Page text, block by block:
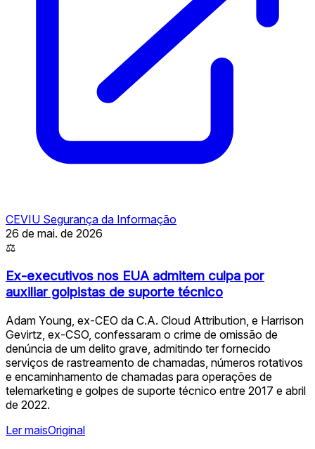
CEVIU Segurança da Informação
26 de mai. de 2026
⚖
Ex-executivos nos EUA admitem culpa por
auxiliar golpistas de suporte técnico
Adam Young, ex-CEO da C.A. Cloud Attribution, e Harrison
Gevirtz, ex-CSO, confessaram o crime de omissão de
denúncia de um delito grave, admitindo ter fornecido
serviços de rastreamento de chamadas, números rotativos
e encaminhamento de chamadas para operações de
telemarketing e golpes de suporte técnico entre 2017 e abril
de 2022.
Ler maisOriginal